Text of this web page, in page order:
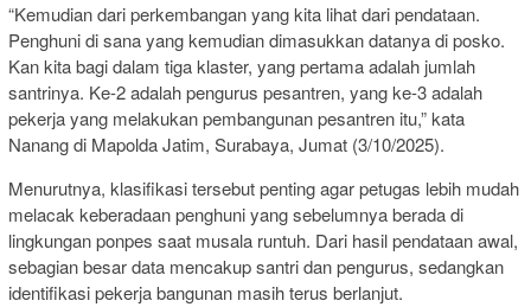
“Kemudian dari perkembangan yang kita lihat dari pendataan.
Penghuni di sana yang kemudian dimasukkan datanya di posko.
Kan kita bagi dalam tiga klaster, yang pertama adalah jumlah
santrinya. Ke-2 adalah pengurus pesantren, yang ke-3 adalah
pekerja yang melakukan pembangunan pesantren itu,” kata
Nanang di Mapolda Jatim, Surabaya, Jumat (3/10/2025).
Menurutnya, klasifikasi tersebut penting agar petugas lebih mudah
melacak keberadaan penghuni yang sebelumnya berada di
lingkungan ponpes saat musala runtuh. Dari hasil pendataan awal,
sebagian besar data mencakup santri dan pengurus, sedangkan
identifikasi pekerja bangunan masih terus berlanjut.